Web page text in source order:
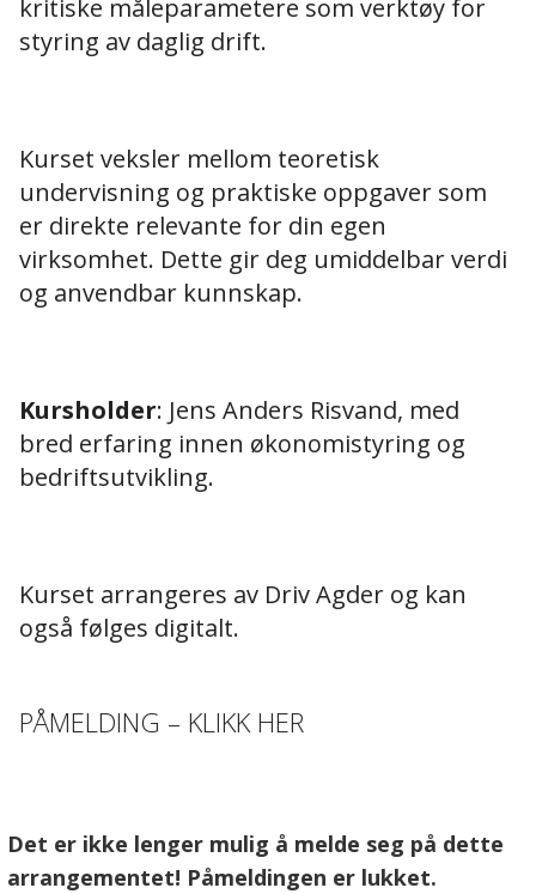
kritiske måleparametere som verktøy for
styring av daglig drift.
Kurset veksler mellom teoretisk
undervisning og praktiske oppgaver som
er direkte relevante for din egen
virksomhet. Dette gir deg umiddelbar verdi
og anvendbar kunnskap.
Kursholder: Jens Anders Risvand, med
bred erfaring innen økonomistyring og
bedriftsutvikling.
Kurset arrangeres av Driv Agder og kan
også følges digitalt.
PÅMELDING – KLIKK HER
Det er ikke lenger mulig å melde seg på dette
arrangementet! Påmeldingen er lukket.